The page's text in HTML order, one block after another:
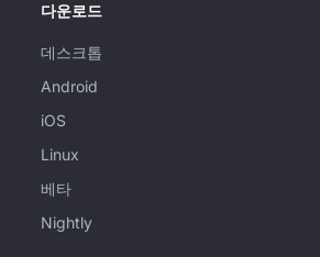
다운로드
데스크톱
Android
iOS
Linux
베타
Nightly